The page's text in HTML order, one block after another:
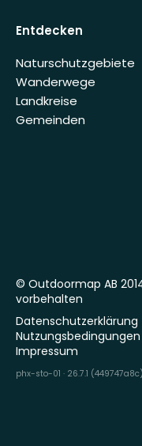
Entdecken
Naturschutzgebiete
Wanderwege
Landkreise
Gemeinden
© Outdoormap AB
vorbehalten
Datenschutzerklärung
Nutzungsbedingungen
Impressum
phx-sto-01 · 26.7.1 (449747a8c)